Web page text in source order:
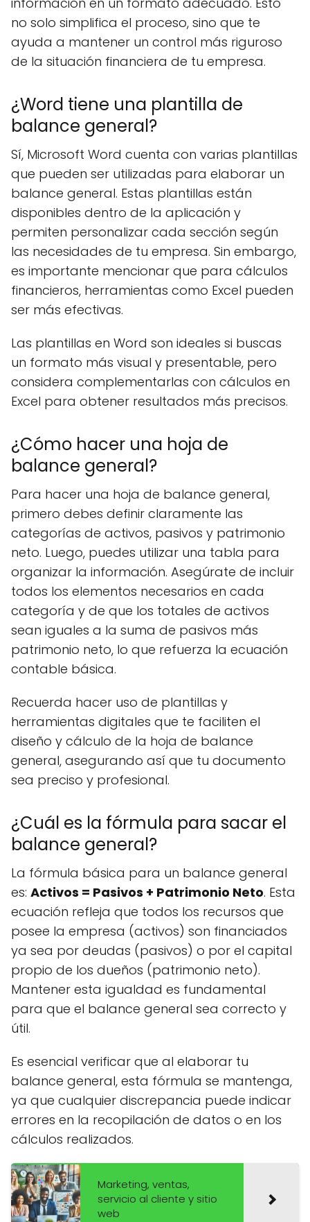
no solo simplifica el proceso, sino que te
ayuda a mantener un control más riguroso
de la situación financiera de tu empresa.
¿Word tiene una plantilla de
balance general?
Sí, Microsoft Word cuenta con varias plantillas
que pueden ser utilizadas para elaborar un
balance general. Estas plantillas están
disponibles dentro de la aplicación y
permiten personalizar cada sección según
las necesidades de tu empresa. Sin embargo,
es importante mencionar que para cálculos
financieros, herramientas como Excel pueden
ser más efectivas.
Las plantillas en Word son ideales si buscas
un formato más visual y presentable, pero
considera complementarlas con cálculos en
Excel para obtener resultados más precisos.
¿Cómo hacer una hoja de
balance general?
Para hacer una hoja de balance general,
primero debes definir claramente las
categorías de activos, pasivos y patrimonio
neto. Luego, puedes utilizar una tabla para
organizar la información. Asegúrate de incluir
todos los elementos necesarios en cada
categoría y de que los totales de activos
sean iguales a la suma de pasivos más
patrimonio neto, lo que refuerza la ecuación
contable básica.
Recuerda hacer uso de plantillas y
herramientas digitales que te faciliten el
diseño y cálculo de la hoja de balance
general, asegurando así que tu documento
sea preciso y profesional.
¿Cuál es la fórmula para sacar el
balance general?
La fórmula básica para un balance general
es: Activos = Pasivos + Patrimonio Neto. Esta
ecuación refleja que todos los recursos que
posee la empresa (activos) son financiados
ya sea por deudas (pasivos) o por el capital
propio de los dueños (patrimonio neto).
Mantener esta igualdad es fundamental
para que el balance general sea correcto y
útil.
Es esencial verificar que al elaborar tu
balance general, esta fórmula se mantenga,
ya que cualquier discrepancia puede indicar
errores en la recopilación de datos o en los
cálculos realizados.
Marketing, ventas,
servicio al cliente y sitio
web